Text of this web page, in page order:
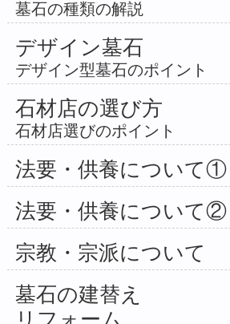
墓石の種類の解説
デザイン墓石
デザイン型墓石のポイント
石材店の選び方
石材店選びのポイント
法要・供養について①
法要・供養について②
宗教・宗派について
墓石の建替え